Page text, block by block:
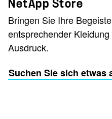
NetApp Store
Bringen Sie Ihre
entsprechender
Ausdruck.
Suchen Sie sich etwas